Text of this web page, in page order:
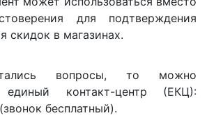
для подтверждения
скидок в магазинах.
вопросы, то можно
контакт-центр (ЕКЦ):
бесплатный).